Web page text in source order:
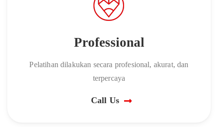
Professional
Pelatihan dilakukan secara profesional, akurat, dan
terpercaya
Call Us